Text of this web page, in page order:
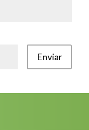
Enviar